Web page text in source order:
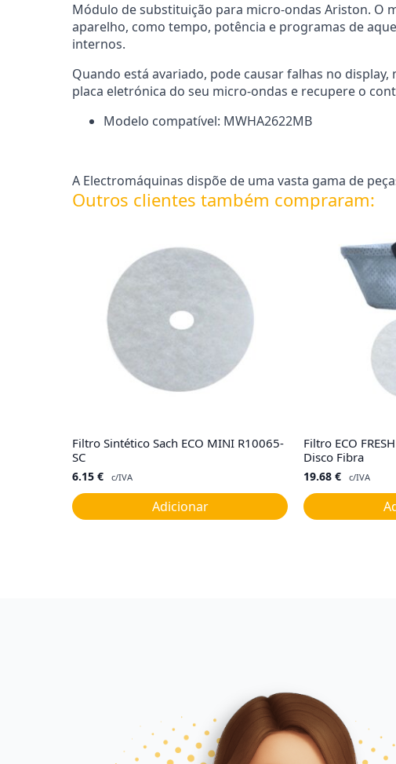
Módulo de substituição para micro-ondas Ariston. O
aparelho, como tempo, potência e programas de
internos.
Quando está avariado, pode causar falhas no
placa eletrónica do seu micro-ondas e recupere o
Modelo compatível: MWHA2622MB
A Electromáquinas dispõe de uma vasta gama de
Outros clientes também compraram:
Filtro Sintético Sach ECO MINI R10065-
SC
6.15 € c/IVA
Adicionar
Filtro ECO
Disco Fibra
19.68 € c/IVA